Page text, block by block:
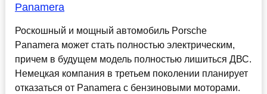
Panamera
Роскошный и мощный автомобиль Porsche
Panamera может стать полностью электрическим,
причем в будущем модель полностью лишиться ДВС.
Немецкая компания в третьем поколении планирует
отказаться от Panamera с бензиновыми моторами.